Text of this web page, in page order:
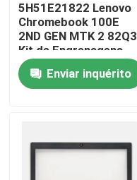
Casa
5H51E21822 Lenovo
Chromebook 100E
2ND GEN MTK 2 82Q3
Kit de Engrenagens
Enviar inquérito